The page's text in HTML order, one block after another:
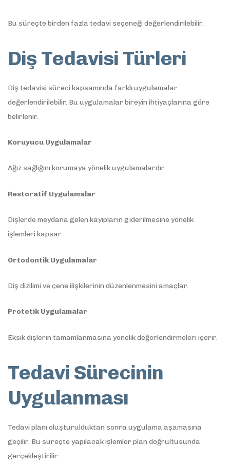
Bu süreçte birden fazla tedavi seçeneği değerlendirilebilir.
Diş Tedavisi Türleri
Diş tedavisi süreci kapsamında farklı uygulamalar
değerlendirilebilir. Bu uygulamalar bireyin ihtiyaçlarına göre
belirlenir.
Koruyucu Uygulamalar
Ağız sağlığını korumaya yönelik uygulamalardır.
Restoratif Uygulamalar
Dişlerde meydana gelen kayıpların giderilmesine yönelik
işlemleri kapsar.
Ortodontik Uygulamalar
Diş dizilimi ve çene ilişkilerinin düzenlenmesini amaçlar.
Protetik Uygulamalar
Eksik dişlerin tamamlanmasına yönelik değerlendirmeleri içerir.
Tedavi Sürecinin
Uygulanması
Tedavi planı oluşturulduktan sonra uygulama aşamasına
geçilir. Bu süreçte yapılacak işlemler plan doğrultusunda
gerçekleştirilir.